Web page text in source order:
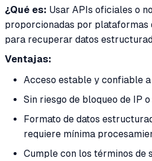
¿Qué es: Usar APIs oficiales o
proporcionadas por
para recuperar datos
Ventajas:
Acceso estable y confiable a
Sin riesgo de bloqueo de IP
Formato de datos
requiere mínima
Cumple con los términos de